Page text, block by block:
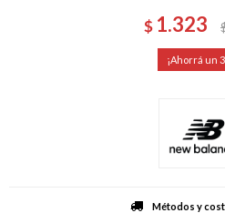
$ 1.323
Métodos y